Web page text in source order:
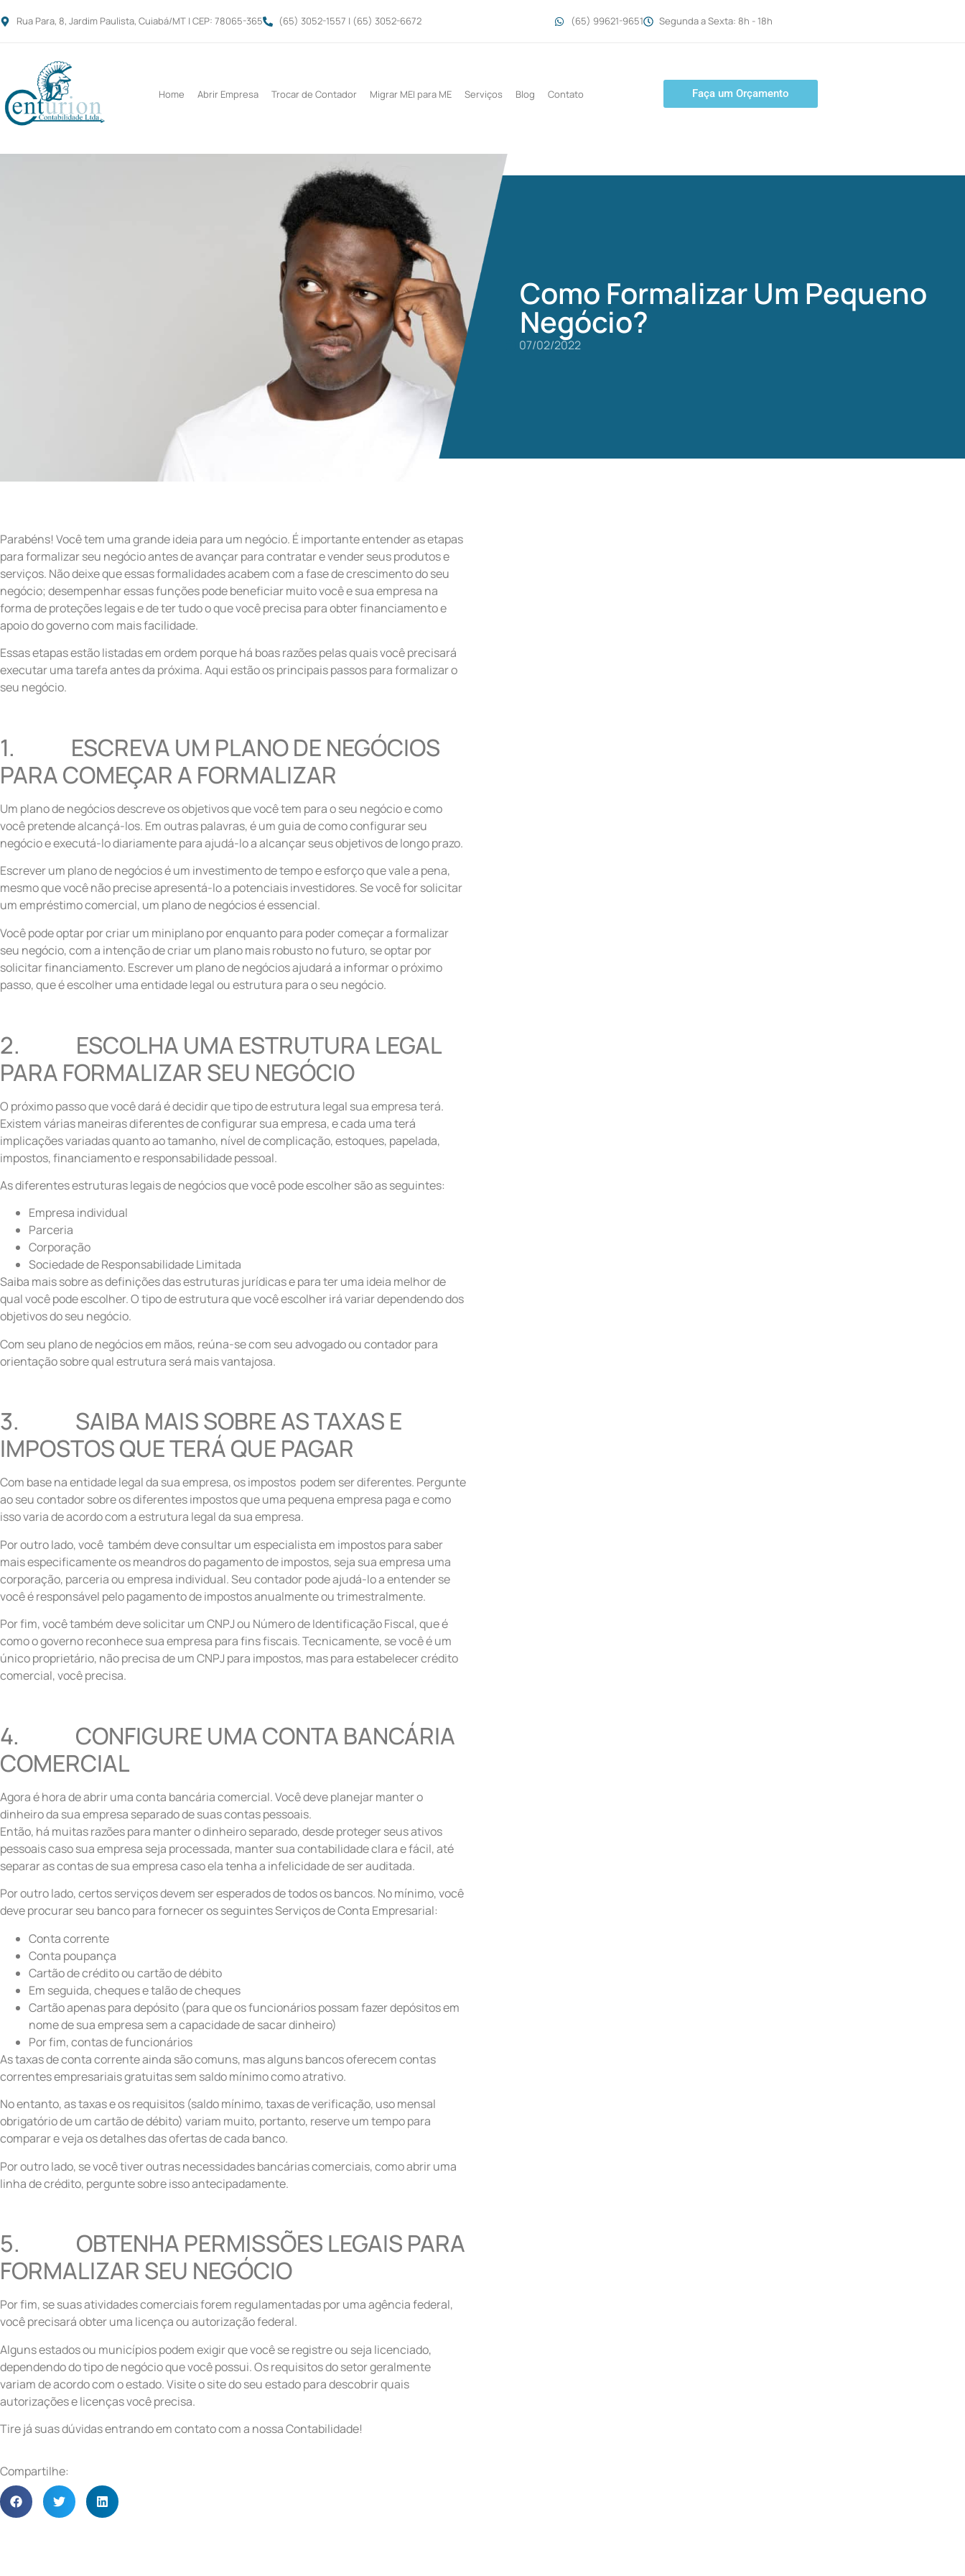
Rua Para, 8, Jardim Paulista, Cuiabá/MT | CEP: 78065-365 (65) 3052-1557 | (65) 3052-6672 (65) 99621-9651 Segunda a Sexta: 8h - 18h
Home Abrir Empresa Trocar de Contador Migrar MEI para ME Serviços Blog Contato Faça um Orçamento
Como Formalizar Um Pequeno
Negócio?
07/02/2022
Parabéns! Você tem uma grande ideia para um negócio. É importante entender as etapas
para formalizar seu negócio antes de avançar para contratar e vender seus produtos e
serviços. Não deixe que essas formalidades acabem com a fase de crescimento do seu
negócio; desempenhar essas funções pode beneficiar muito você e sua empresa na
forma de proteções legais e de ter tudo o que você precisa para obter financiamento e
apoio do governo com mais facilidade.
Essas etapas estão listadas em ordem porque há boas razões pelas quais você precisará
executar uma tarefa antes da próxima. Aqui estão os principais passos para formalizar o
seu negócio.
1. ESCREVA UM PLANO DE NEGÓCIOS
PARA COMEÇAR A FORMALIZAR
Um plano de negócios descreve os objetivos que você tem para o seu negócio e como
você pretende alcançá-los. Em outras palavras, é um guia de como configurar seu
negócio e executá-lo diariamente para ajudá-lo a alcançar seus objetivos de longo prazo.
Escrever um plano de negócios é um investimento de tempo e esforço que vale a pena,
mesmo que você não precise apresentá-lo a potenciais investidores. Se você for solicitar
um empréstimo comercial, um plano de negócios é essencial.
Você pode optar por criar um miniplano por enquanto para poder começar a formalizar
seu negócio, com a intenção de criar um plano mais robusto no futuro, se optar por
solicitar financiamento. Escrever um plano de negócios ajudará a informar o próximo
passo, que é escolher uma entidade legal ou estrutura para o seu negócio.
2. ESCOLHA UMA ESTRUTURA LEGAL
PARA FORMALIZAR SEU NEGÓCIO
O próximo passo que você dará é decidir que tipo de estrutura legal sua empresa terá.
Existem várias maneiras diferentes de configurar sua empresa, e cada uma terá
implicações variadas quanto ao tamanho, nível de complicação, estoques, papelada,
impostos, financiamento e responsabilidade pessoal.
As diferentes estruturas legais de negócios que você pode escolher são as seguintes:
Empresa individual
Parceria
Corporação
Sociedade de Responsabilidade Limitada
Saiba mais sobre as definições das estruturas jurídicas e para ter uma ideia melhor de
qual você pode escolher. O tipo de estrutura que você escolher irá variar dependendo dos
objetivos do seu negócio.
Com seu plano de negócios em mãos, reúna-se com seu advogado ou contador para
orientação sobre qual estrutura será mais vantajosa.
3. SAIBA MAIS SOBRE AS TAXAS E
IMPOSTOS QUE TERÁ QUE PAGAR
Com base na entidade legal da sua empresa, os impostos podem ser diferentes. Pergunte
ao seu contador sobre os diferentes impostos que uma pequena empresa paga e como
isso varia de acordo com a estrutura legal da sua empresa.
Por outro lado, você também deve consultar um especialista em impostos para saber
mais especificamente os meandros do pagamento de impostos, seja sua empresa uma
corporação, parceria ou empresa individual. Seu contador pode ajudá-lo a entender se
você é responsável pelo pagamento de impostos anualmente ou trimestralmente.
Por fim, você também deve solicitar um CNPJ ou Número de Identificação Fiscal, que é
como o governo reconhece sua empresa para fins fiscais. Tecnicamente, se você é um
único proprietário, não precisa de um CNPJ para impostos, mas para estabelecer crédito
comercial, você precisa.
4. CONFIGURE UMA CONTA BANCÁRIA
COMERCIAL
Agora é hora de abrir uma conta bancária comercial. Você deve planejar manter o
dinheiro da sua empresa separado de suas contas pessoais.
Então, há muitas razões para manter o dinheiro separado, desde proteger seus ativos
pessoais caso sua empresa seja processada, manter sua contabilidade clara e fácil, até
separar as contas de sua empresa caso ela tenha a infelicidade de ser auditada.
Por outro lado, certos serviços devem ser esperados de todos os bancos. No mínimo, você
deve procurar seu banco para fornecer os seguintes Serviços de Conta Empresarial:
Conta corrente
Conta poupança
Cartão de crédito ou cartão de débito
Em seguida, cheques e talão de cheques
Cartão apenas para depósito (para que os funcionários possam fazer depósitos em
nome de sua empresa sem a capacidade de sacar dinheiro)
Por fim, contas de funcionários
As taxas de conta corrente ainda são comuns, mas alguns bancos oferecem contas
correntes empresariais gratuitas sem saldo mínimo como atrativo.
No entanto, as taxas e os requisitos (saldo mínimo, taxas de verificação, uso mensal
obrigatório de um cartão de débito) variam muito, portanto, reserve um tempo para
comparar e veja os detalhes das ofertas de cada banco.
Por outro lado, se você tiver outras necessidades bancárias comerciais, como abrir uma
linha de crédito, pergunte sobre isso antecipadamente.
5. OBTENHA PERMISSÕES LEGAIS PARA
FORMALIZAR SEU NEGÓCIO
Por fim, se suas atividades comerciais forem regulamentadas por uma agência federal,
você precisará obter uma licença ou autorização federal.
Alguns estados ou municípios podem exigir que você se registre ou seja licenciado,
dependendo do tipo de negócio que você possui. Os requisitos do setor geralmente
variam de acordo com o estado. Visite o site do seu estado para descobrir quais
autorizações e licenças você precisa.
Tire já suas dúvidas entrando em contato com a nossa Contabilidade!
Compartilhe: